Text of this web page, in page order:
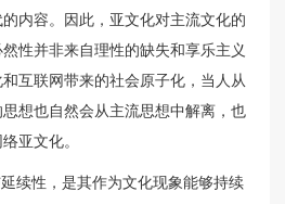
内容。因此，亚文化对主流文化的
性并非来自理性的缺失和享乐主义
互联网带来的社会原子化，当人从
想也自然会从主流思想中解离，也
亚文化。
续性，是其作为文化现象能够持续